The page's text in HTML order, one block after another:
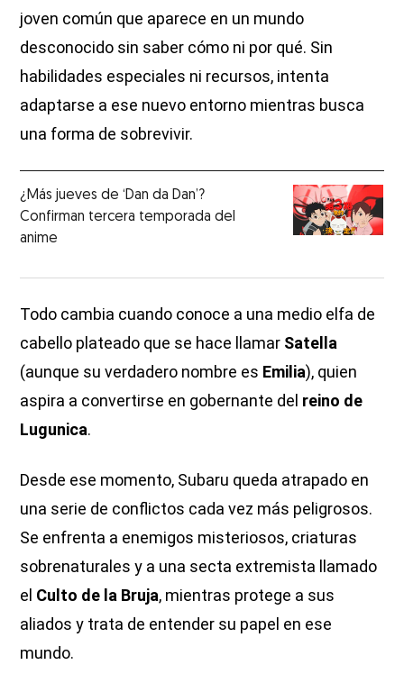
joven común que aparece en un mundo
desconocido sin saber cómo ni por qué. Sin
habilidades especiales ni recursos, intenta
adaptarse a ese nuevo entorno mientras busca
una forma de sobrevivir.
¿Más jueves de ‘Dan da Dan’?
Confirman tercera temporada del
anime
Todo cambia cuando conoce a una medio elfa de
cabello plateado que se hace llamar Satella
(aunque su verdadero nombre es Emilia), quien
aspira a convertirse en gobernante del reino de
Lugunica.
Desde ese momento, Subaru queda atrapado en
una serie de conflictos cada vez más peligrosos.
Se enfrenta a enemigos misteriosos, criaturas
sobrenaturales y a una secta extremista llamado
el Culto de la Bruja, mientras protege a sus
aliados y trata de entender su papel en ese
mundo.